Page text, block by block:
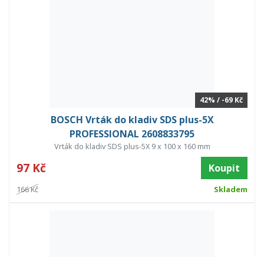
42% / -69 Kč
BOSCH Vrták do kladiv SDS plus-5X
PROFESSIONAL 2608833795
Vrták do kladiv SDS plus-5X 9 x 100 x 160 mm
97 Kč Koupit
166 Kč Skladem